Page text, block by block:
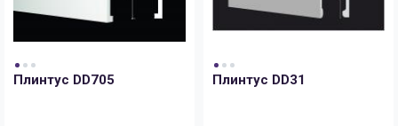
Плинтус DD705 Плинтус DD31